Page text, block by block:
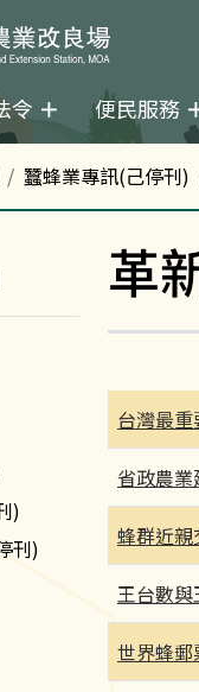
令 便民服務
蠶蜂業專訊(己停刊)
)
刊)
革
台灣最
省政農業
蜂群近親
王台數
世界蜂郵